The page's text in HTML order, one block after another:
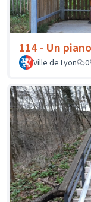
114 - Un
Ville de Lyon
0